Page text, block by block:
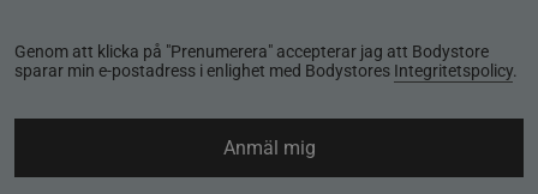
Genom att klicka på "Prenumerera" accepterar jag att Bodystore
sparar min e-postadress i enlighet med Bodystores Integritetspolicy.
Anmäl mig